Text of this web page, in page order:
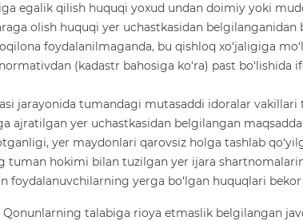
egalik qilish huquqi yoxud undan doimiy yoki
olish huquqi yer uchastkasidan belgilanganidan
foydalanilmaganda, bu qishloq xo‘jaligiga
(kadastr bahosiga ko‘ra) past bo‘lishida
jarayonida tumandagi mutasaddi idoralar
ajratilgan yer uchastkasidan belgilangan maqsadda
yer maydonlari qarovsiz holga tashlab
tuman hokimi bilan tuzilgan yer ijara
foydalanuvchilarning yerga bo‘lgan huquqlari
talabiga rioya etmaslik belgilangan